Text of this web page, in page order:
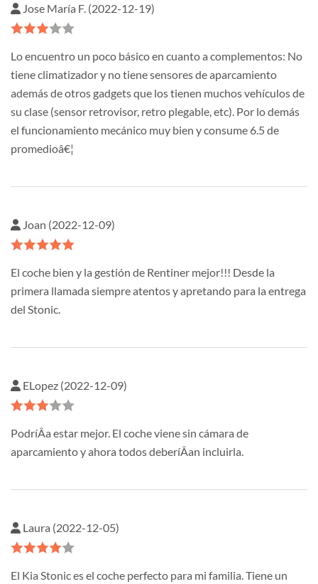
Jose María F. (2022-12-19)
Lo encuentro un poco básico en cuanto a complementos: No
tiene climatizador y no tiene sensores de aparcamiento
además de otros gadgets que los tienen muchos vehículos de
su clase (sensor retrovisor, retro plegable, etc). Por lo demás
el funcionamiento mecánico muy bien y consume 6.5 de
promedioâ€¦
Joan (2022-12-09)
El coche bien y la gestión de Rentiner mejor!!! Desde la
primera llamada siempre atentos y apretando para la entrega
del Stonic.
ELopez (2022-12-09)
PodríÂ­a estar mejor. El coche viene sin cámara de
aparcamiento y ahora todos deberíÂ­an incluirla.
Laura (2022-12-05)
El Kia Stonic es el coche perfecto para mi familia. Tiene un